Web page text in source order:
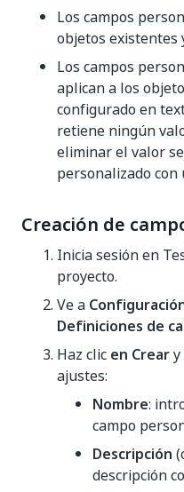
Los campos
objetos existentes
Los campos
aplican a los
configurado en
retiene ningún
eliminar el valor
personalizado con
Creación de
Inicia sesión en
proyecto.
Ve a
Definiciones de
Haz clic en Crear
ajustes:
Nombre:
campo
Descripción
descripción